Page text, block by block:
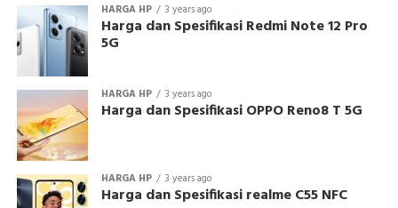
HARGA HP 3 years ago
Harga dan Spesifikasi Redmi Note 12 Pro
5G
HARGA HP 3 years ago
Harga dan Spesifikasi OPPO Reno8 T 5G
HARGA HP 3 years ago
Harga dan Spesifikasi realme C55 NFC